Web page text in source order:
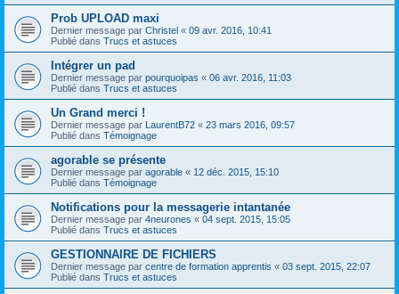
Prob UPLOAD maxi
Dernier message par Christel « 09 avr. 2016, 10:41
Publié dans Trucs et astuces
Intégrer un pad
Dernier message par pourquoipas « 06 avr. 2016, 11:03
Publié dans Trucs et astuces
Un Grand merci !
Dernier message par LaurentB72 « 23 mars 2016, 09:57
Publié dans Témoignage
agorable se présente
Dernier message par agorable « 12 déc. 2015, 15:10
Publié dans Témoignage
Notifications pour la messagerie intantanée
Dernier message par 4neurones « 04 sept. 2015, 15:05
Publié dans Trucs et astuces
GESTIONNAIRE DE FICHIERS
Dernier message par centre de formation apprentis « 03 sept. 2015, 22:07
Publié dans Trucs et astuces